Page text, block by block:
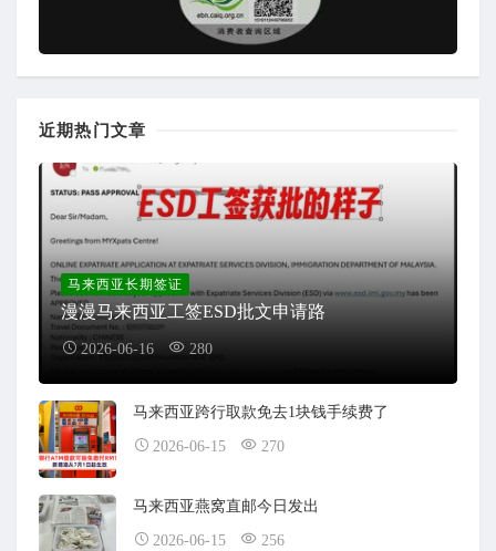
近期热门文章
马来西亚长期签证
漫漫马来西亚工签ESD批文申请路
2026-06-16 280
马来西亚跨行取款免去1块钱手续费了
2026-06-15 270
马来西亚燕窝直邮今日发出
2026-06-15 256